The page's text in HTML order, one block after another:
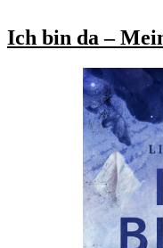
Ich bin da –